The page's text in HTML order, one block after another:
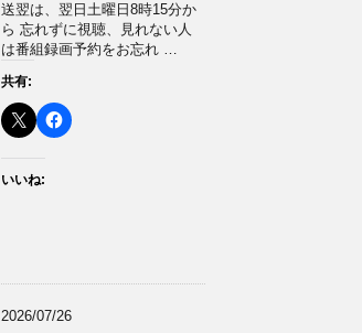
送翌は、翌日土曜日8時15分か
ら 忘れずに視聴、見れない人
は番組録画予約をお忘れ …
共有:
いいね:
2026/07/26